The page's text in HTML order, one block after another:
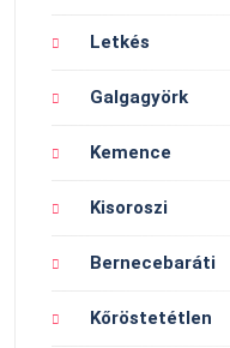
Letkés
Galgagyörk
Kemence
Kisoroszi
Bernecebaráti
Kőröstetétlen